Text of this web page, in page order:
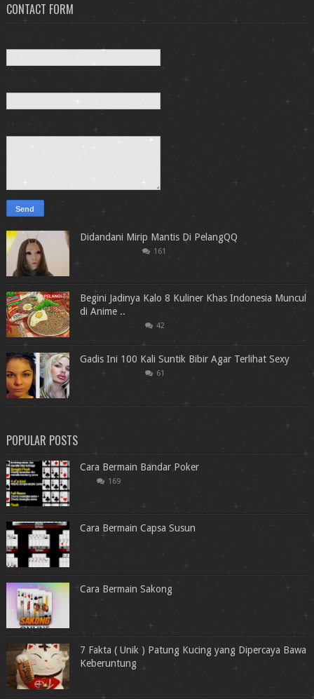
CONTACT FORM
*
Message
Didandani Mirip Mantis Di PelangQQ
161
Begini Jadinya Kalo 8 Kuliner Khas Indonesia Muncul
di Anime ..
42
Gadis Ini 100 Kali Suntik Bibir Agar Terlihat Sexy
61
POPULAR POSTS
Cara Bermain Bandar Poker
169
Cara Bermain Capsa Susun
Cara Bermain Sakong
7 Fakta ( Unik ) Patung Kucing yang Dipercaya Bawa
Keberuntung